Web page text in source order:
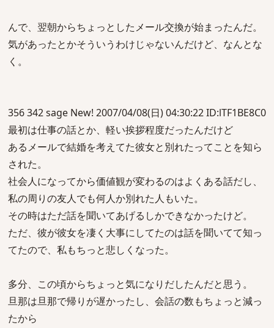
んで、翌朝からちょっとしたメール交換が始まったんだ。
気があったとかそういうわけじゃないんだけど、なんとな
く。
356 342 sage New! 2007/04/08(日) 04:30:22 ID:lTF1BE8C0
最初は仕事の話とか、軽い挨拶程度だったんだけど
あるメールで結婚を考えてた彼女と別れたってことを知ら
された。
社会人になってから価値観が変わるのはよくある話だし、
私の周りの友人でも何人か別れた人もいた。
その時はただ話を聞いてあげるしかできなかったけど。
ただ、彼が彼女を凄く大事にしてたのは話を聞いてて知っ
てたので、私もちっと悲しくなった。
多分、この頃からちょっと気になりだしたんだと思う。
旦那は旦那で帰りが遅かったし、会話の数もちょっと減っ
たから